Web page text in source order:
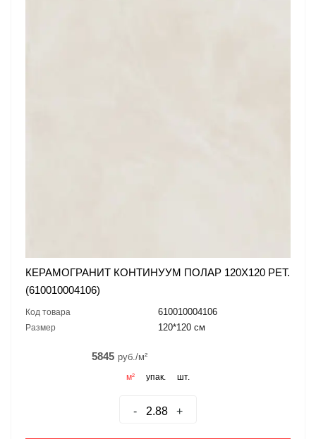
КЕРАМОГРАНИТ КОНТИНУУМ ПОЛАР 120X120 РЕТ.
(610010004106)
Код товара 610010004106
Размер 120*120 см
5845 руб./м²
м² упак. шт.
- +